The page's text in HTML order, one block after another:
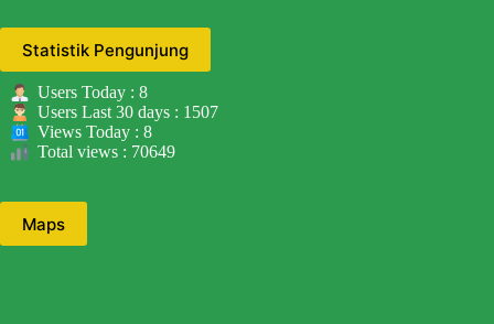
Statistik Pengunjung
Users Today : 8
Users Last 30 days : 1507
Views Today : 8
Total views : 70649
Maps